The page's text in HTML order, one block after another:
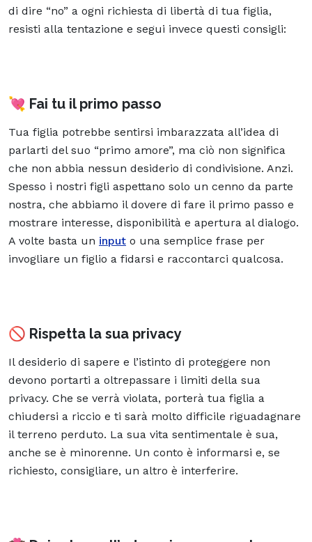
di dire “no” a ogni richiesta di libertà di tua figlia,
resisti alla tentazione e segui invece questi consigli:
💘 Fai tu il primo passo
Tua figlia potrebbe sentirsi imbarazzata all’idea di
parlarti del suo “primo amore”, ma ciò non significa
che non abbia nessun desiderio di condivisione. Anzi.
Spesso i nostri figli aspettano solo un cenno da parte
nostra, che abbiamo il dovere di fare il primo passo e
mostrare interesse, disponibilità e apertura al dialogo.
A volte basta un input o una semplice frase per
invogliare un figlio a fidarsi e raccontarci qualcosa.
🚫 Rispetta la sua privacy
Il desiderio di sapere e l’istinto di proteggere non
devono portarti a oltrepassare i limiti della sua
privacy. Che se verrà violata, porterà tua figlia a
chiudersi a riccio e ti sarà molto difficile riguadagnare
il terreno perduto. La sua vita sentimentale è sua,
anche se è minorenne. Un conto è informarsi e, se
richiesto, consigliare, un altro è interferire.